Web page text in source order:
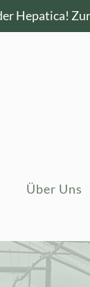
Hepatica!
Über Uns